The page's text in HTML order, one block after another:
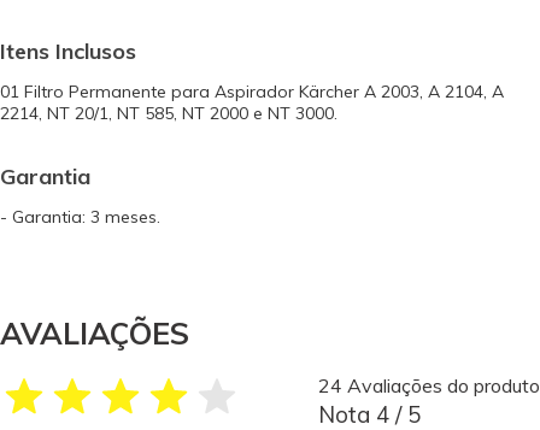
Itens Inclusos
01 Filtro Permanente para Aspirador Kärcher A 2003, A 2104, A
2214, NT 20/1, NT 585, NT 2000 e NT 3000.
Garantia
- Garantia: 3 meses.
AVALIAÇÕES
24 Avaliações do produto
Nota 4 / 5